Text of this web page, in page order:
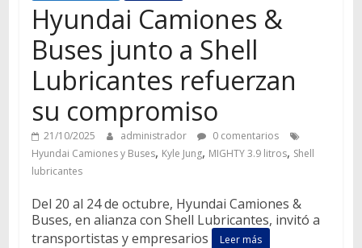
Hyundai Camiones &
Buses junto a Shell
Lubricantes refuerzan
su compromiso
21/10/2025 administrador
0 comentarios
Hyundai Camiones y Buses, Kyle Jung, MIGHTY 3.9 litros, Shell
lubricantes
Del 20 al 24 de octubre, Hyundai Camiones &
Buses, en alianza con Shell Lubricantes, invitó a
transportistas y empresarios
Leer más